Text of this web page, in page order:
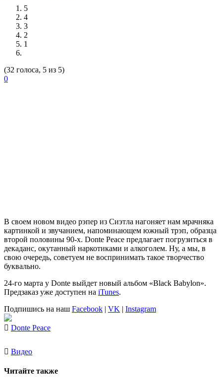
5
4
3
2
1
(32 голоса, 5 из 5)
0
В своем новом видео рэпер из Сиэтла нагоняет нам мрачняка
картинкой и звучанием, напоминающем южный трэп, образца
второй половины 90-х. Donte Peace предлагает погрузиться в
декаданс, окутанный наркотиками и алкоголем. Ну, а мы, в
свою очередь, советуем не воспринимать такое творчество
буквально.
24-го марта у Donte выйдет новый альбом «Black Babylon».
Предзаказ уже доступен на iTunes.
Подпишись на наш Facebook | VK | Instagram
Donte Peace
Видео
Читайте также